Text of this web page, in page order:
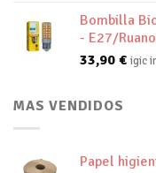
Bombilla
- E27/
33,90 € igic
MAS VENDIDOS
Papel